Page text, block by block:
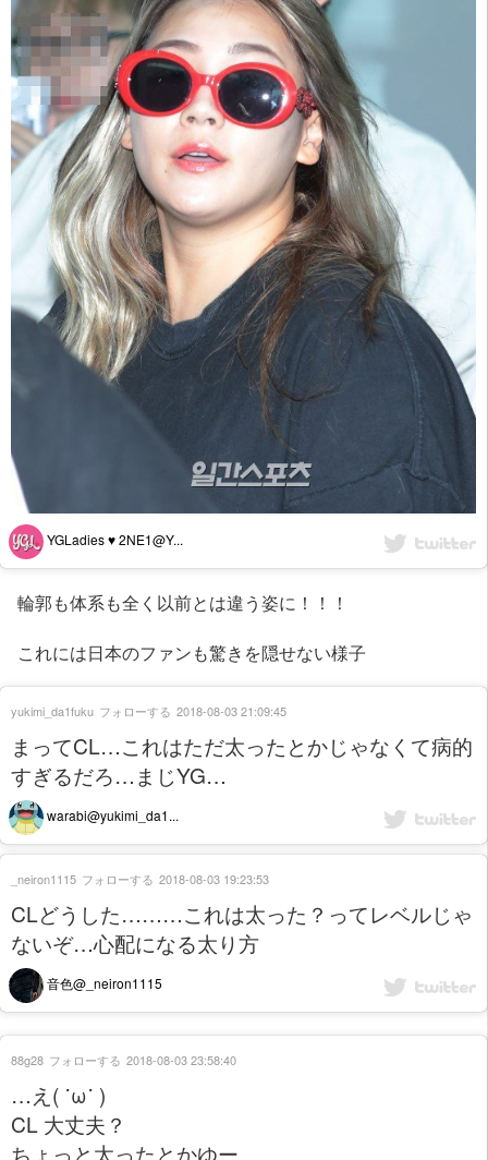
YGLadies ♥ 2NE1@Y...
輪郭も体系も全く以前とは違う姿に！！！
これには日本のファンも驚きを隠せない様子
まってCL…これはただ太ったとかじゃなくて病的
すぎるだろ…まじYG…
warabi@yukimi_da1...
yukimi_da1fuku フォローする 2018-08-03 21:09:45
CLどうした………これは太った？ってレベルじゃ
ないぞ…心配になる太り方
音色@_neiron1115
_neiron1115 フォローする 2018-08-03 19:23:53
…え( ˙ω˙ )
CL 大丈夫？
ちょっと太ったとかゆー
88g28 フォローする 2018-08-03 23:58:40